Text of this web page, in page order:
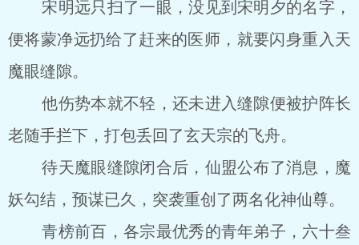
宋明远只扫了一眼，没见到宋明夕的名字，
便将蒙净远扔给了赶来的医师，就要闪身重入天
魔眼缝隙。
他伤势本就不轻，还未进入缝隙便被护阵长
老随手拦下，打包丢回了玄天宗的飞舟。
待天魔眼缝隙闭合后，仙盟公布了消息，魔
妖勾结，预谋已久，突袭重创了两名化神仙尊。
青榜前百，各宗最优秀的青年弟子，六十叁